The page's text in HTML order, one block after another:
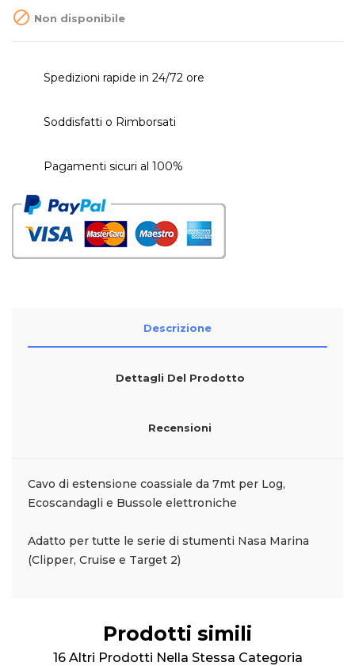
 Non disponibile
Spedizioni rapide in 24/72 ore
Soddisfatti o Rimborsati
Pagamenti sicuri al 100%
Descrizione
Dettagli Del Prodotto
Recensioni
Cavo di estensione coassiale da 7mt per Log,
Ecoscandagli e Bussole elettroniche
Adatto per tutte le serie di stumenti Nasa Marina
(Clipper, Cruise e Target 2)
Prodotti simili
16 Altri Prodotti Nella Stessa Categoria